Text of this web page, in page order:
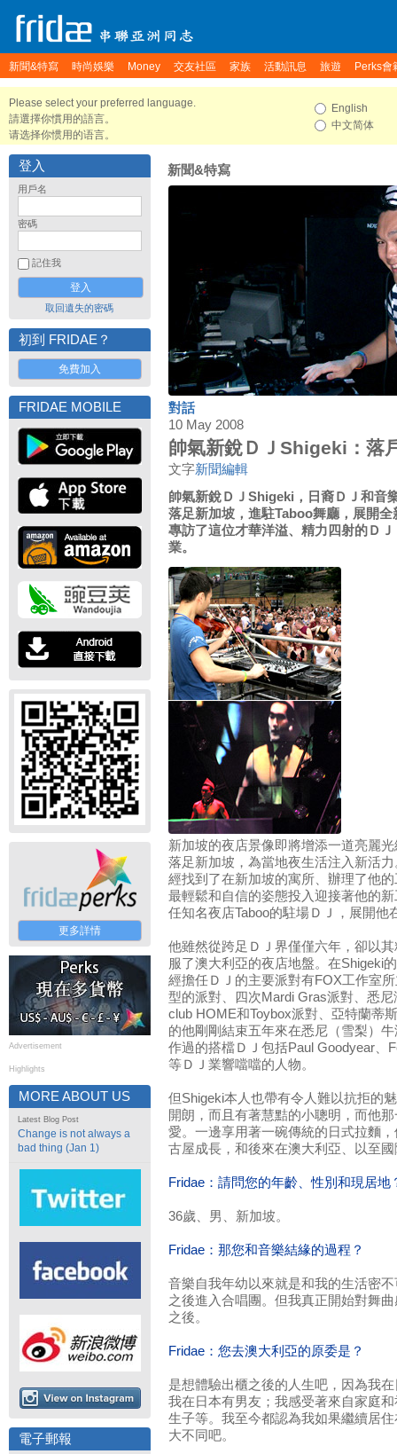
新聞&特寫 時尚娛樂 Money 交友社區 家族 活動訊息 旅遊 Perks會
Please select your preferred language.
請選擇你慣用的語言。
请选择你惯用的语言。
English
中文简体
登入
用戶名
密碼
記住我
取回遺失的密碼
初到 FRIDAE？
免費加入
FRIDAE MOBILE
更多詳情
Advertisement
Highlights
MORE ABOUT US
Latest Blog Post
Change is not always a
bad thing (Jan 1)
電子郵報
新聞&特寫
對話
10 May 2008
帥氣新銳ＤＪShigeki：落
文字新聞編輯
帥氣新銳ＤＪShigeki，日裔ＤＪ和音
落足新加坡，進駐Taboo舞廳，展開
專訪了這位才華洋溢、精力四射的Ｄ
業。
新加坡的夜店景像即將增添一道亮麗
落足新加坡，為當地夜生活注入新活
經找到了在新加坡的寓所、辦理了他
最輕鬆和自信的姿態投入迎接著他的
任知名夜店Taboo的駐場ＤＪ，展開他
他雖然從跨足ＤＪ界僅僅六年，卻以
服了澳大利亞的夜店地盤。在Shigeki
經擔任ＤＪ的主要派對有FOX工作室
型的派對、四次Mardi Gras派對、悉
club HOME和Toybox派對、亞特蘭
的他剛剛結束五年來在悉尼（雪梨）
作過的搭檔ＤＪ包括Paul Goodyear、
等ＤＪ業響噹噹的人物。
但Shigeki本人也帶有令人難以抗拒的
開朗，而且有著慧黠的小聰明，而他
愛。一邊享用著一碗傳統的日式拉麵
古屋成長，和後來在澳大利亞、以至
Fridae：請問您的年齡、性別和現居地
36歲、男、新加坡。
Fridae：那您和音樂結緣的過程？
音樂自我年幼以來就是和我的生活密
之後進入合唱團。但我真正開始對舞
之後。
Fridae：您去澳大利亞的原委是？
是想體驗出櫃之後的人生吧，因為我
我在日本有男友；我感受著來自家庭
生子等。我至今都認為我如果繼續居
大不同吧。